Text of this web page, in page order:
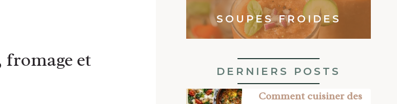
fromage et
SOUPES FROIDES
DERNIERS POSTS
Comment cuisiner des